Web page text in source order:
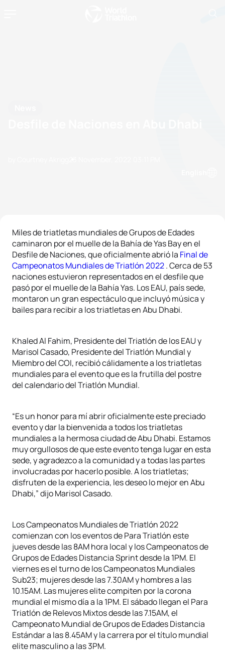
Miles de triatletas mundiales de Grupos de Edades
caminaron por el muelle de la Bahía de Yas Bay en el
Desfile de Naciones, que oficialmente abrió la Final de
Campeonatos Mundiales de Triatlón 2022. Cerca de 53
naciones estuvieron representados en el desfile que
pasó por el muelle de la Bahía Yas. Los EAU, país sede,
montaron un gran espectáculo que incluyó música y
bailes para recibir a los triatletas en Abu Dhabi.
Khaled Al Fahim, Presidente del Triatlón de los EAU y
Marisol Casado, Presidente del Triatlón Mundial y
Miembro del COI, recibió cálidamente a los triatletas
mundiales para el evento que es la frutilla del postre
del calendario del Triatlón Mundial.
“Es un honor para mí abrir oficialmente este preciado
evento y dar la bienvenida a todos los triatletas
mundiales a la hermosa ciudad de Abu Dhabi. Estamos
muy orgullosos de que este evento tenga lugar en esta
sede, y agradezco a la comunidad y a todas las partes
involucradas por hacerlo posible. A los triatletas;
disfruten de la experiencia, les deseo lo mejor en Abu
Dhabi,” dijo Marisol Casado.
Los Campeonatos Mundiales de Triatlón 2022
comienzan con los eventos de Para Triatlón este
jueves desde las 8AM hora local y los Campeonatos de
Grupos de Edades Distancia Sprint desde la 1PM. El
viernes es el turno de los Campeonatos Mundiales
Sub23; mujeres desde las 7.30AM y hombres a las
10.15AM. Las mujeres elite compiten por la corona
mundial el mismo día a la 1PM. El sábado llegan el Para
Triatlón de Relevos Mixtos desde las 7.15AM, el
Campeonato Mundial de Grupos de Edades Distancia
Estándar a las 8.45AM y la carrera por el título mundial
elite masculino a las 3PM.